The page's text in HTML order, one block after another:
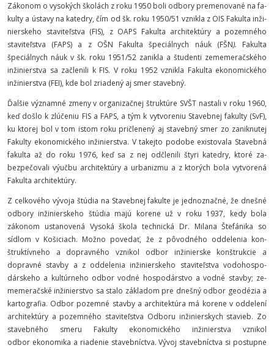
Zákonom o vysokých školách z roku 1950 boli odbory premenované na fa­
kulty a ústavy na katedry, čím od šk. roku 1950/51 vznikla z OIS Fakulta inži­
nierskeho stavi­teľstva (FIS), z OAPS Fakulta architektúry a pozem­ného
staviteľstva (FAPS) a z OŠN Fakulta špeciálnych náuk (FŠN). Fakulta
špeciálnych náuk v šk. roku 1951/52 zanikla a študenti zeme­meračské­ho
inži­nierstva sa začlenili k FIS. V roku 1952 vznikla Fa­kulta eko­nomic­kého
inžinier­stva (FEI), kde bol zriadený aj smer stavebný.
Ďalšie významné zmeny v organizačnej štruktú­re SVŠT nastali v roku 1960,
keď došlo k zlúčeniu FIS a FAPS, a tým k vytvoreniu Stavebnej fakulty (SvF),
ku ktorej bol v tom istom roku pričlenený aj sta­vebný smer zo zaniknutej
Fakulty ekonomické­ho inžinierstva. V takejto po­dobe existovala Sta­veb­ná
fakulta až do roku 1976, keď sa z nej odčle­nili štyri katedry, ktoré za­
bezpečovali výučbu ar­chitektú­ry a urbanizmu a z ktorých bola vytvorená
Fa­kulta architektúry.
Z celkového vývoja štúdia na Stavebnej fakulte je jednoznačné, že dnešné
odbory inži­nierskeho štúdia majú korene už v roku 1937, kedy bola
zákonom ustanovená Vysoká škola technická Dr. Milana Štefánika so
sídlom v Košiciach. Možno pove­dať, že z pôvodného oddelenia kon­
štruktívneho a do­pravného vznikol od­bor inžinierske konštruk­cie a
dopravné stavby a z oddelenia inžinierske­ho sta­viteľ­stva vodo­hospo­
dárskeho a kultúrneho odbor vodné hospo­dárstvo a vodné stavby; ze­
memerač­ské inži­nierstvo sa stalo základom pre dnešný odbor geo­dézia a
kartografia. Odbor po­zemné stavby a architektúra má ko­rene v odde­lení
architektúry a pozemného staviteľstva Odboru inžinierskych stavieb. Zo
sta­vebného smeru Fa­kulty ekono­mického inžinierstva vznikol
odbor ekonomika a riadenie stavebníctva. Vývoj sta­vebníctva si postupne